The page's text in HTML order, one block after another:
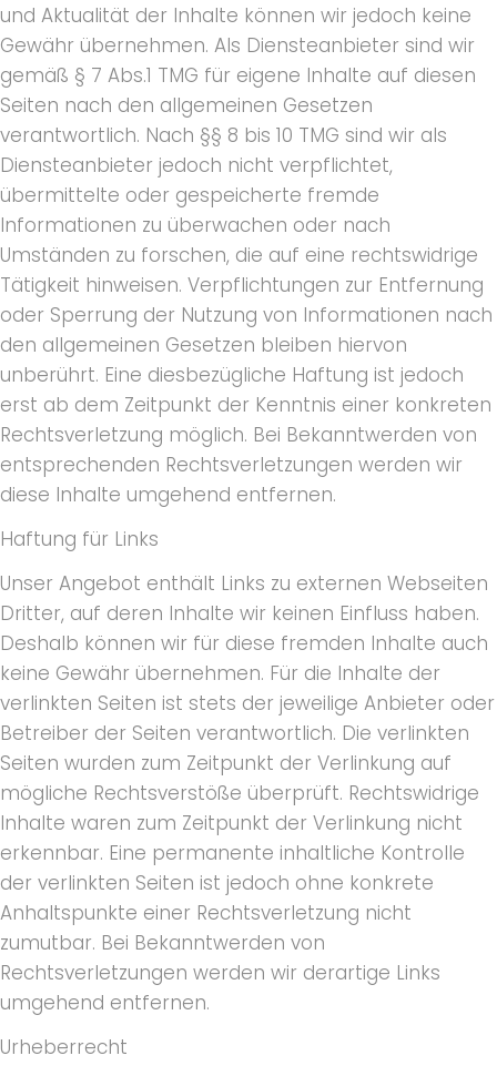
und Aktualität der Inhalte können wir jedoch keine
Gewähr übernehmen. Als Diensteanbieter sind wir
gemäß § 7 Abs.1 TMG für eigene Inhalte auf diesen
Seiten nach den allgemeinen Gesetzen
verantwortlich. Nach §§ 8 bis 10 TMG sind wir als
Diensteanbieter jedoch nicht verpflichtet,
übermittelte oder gespeicherte fremde
Informationen zu überwachen oder nach
Umständen zu forschen, die auf eine rechtswidrige
Tätigkeit hinweisen. Verpflichtungen zur Entfernung
oder Sperrung der Nutzung von Informationen nach
den allgemeinen Gesetzen bleiben hiervon
unberührt. Eine diesbezügliche Haftung ist jedoch
erst ab dem Zeitpunkt der Kenntnis einer konkreten
Rechtsverletzung möglich. Bei Bekanntwerden von
entsprechenden Rechtsverletzungen werden wir
diese Inhalte umgehend entfernen.
Haftung für Links
Unser Angebot enthält Links zu externen Webseiten
Dritter, auf deren Inhalte wir keinen Einfluss haben.
Deshalb können wir für diese fremden Inhalte auch
keine Gewähr übernehmen. Für die Inhalte der
verlinkten Seiten ist stets der jeweilige Anbieter oder
Betreiber der Seiten verantwortlich. Die verlinkten
Seiten wurden zum Zeitpunkt der Verlinkung auf
mögliche Rechtsverstöße überprüft. Rechtswidrige
Inhalte waren zum Zeitpunkt der Verlinkung nicht
erkennbar. Eine permanente inhaltliche Kontrolle
der verlinkten Seiten ist jedoch ohne konkrete
Anhaltspunkte einer Rechtsverletzung nicht
zumutbar. Bei Bekanntwerden von
Rechtsverletzungen werden wir derartige Links
umgehend entfernen.
Urheberrecht